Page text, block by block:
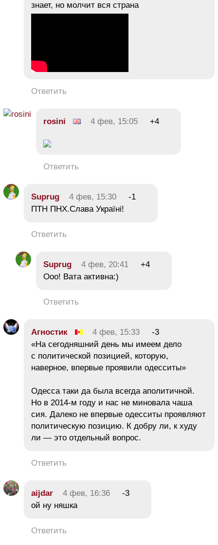
знает, но молчит вся страна
Ответить
rosini 4 фев, 15:05 +4
Ответить
Suprug 4 фев, 15:30
-1
ПТН ПНХ.Слава Україні!
Ответить
Suprug 4 фев, 20:41
+4
Ооо! Вата активна:)
Ответить
Агностик 4 фев, 15:33
-3
«На сегодняшний день мы имеем дело
с политической позицией, которую,
наверное, впервые проявили одесситы»
Одесса таки да была всегда аполитичной.
Но в 2014-м году и нас не миновала чаша
сия. Далеко не впервые одесситы проявляют
политическую позицию. К добру ли, к худу
ли — это отдельный вопрос.
Ответить
aijdar 4 фев, 16:36
-3
ой ну няшка
Ответить